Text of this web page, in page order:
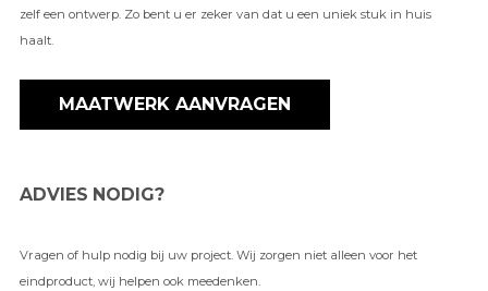
zelf een ontwerp. Zo bent u er zeker van dat u een uniek stuk in huis
haalt.
MAATWERK AANVRAGEN
ADVIES NODIG?
Vragen of hulp nodig bij uw project. Wij zorgen niet alleen voor het
eindproduct, wij helpen ook meedenken.